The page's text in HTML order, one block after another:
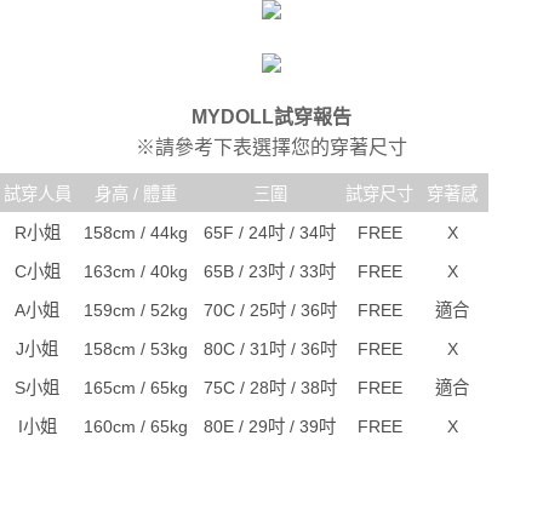
MYDOLL試穿報告
※請參考下表選擇您的穿著尺寸
試穿人員 身高 / 體重 三圍 試穿尺寸
穿著感
R小姐
158cm / 44kg 65F / 24吋 / 34吋 FREE
X
C小姐
163cm / 40kg 65B / 23吋 / 33吋 FREE
X
A小姐
159cm / 52kg 70C / 25吋 / 36吋 FREE
適合
J小姐
158cm / 53kg 80C / 31吋 / 36吋 FREE
X
S小姐
165cm / 65kg 75C / 28吋 / 38吋 FREE
適合
I小姐
160cm / 65kg 80E / 29吋 / 39吋 FREE X